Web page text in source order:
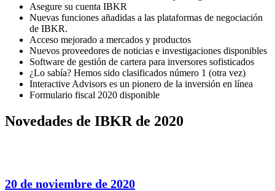
Asegure su cuenta IBKR
Nuevas funciones añadidas a las plataformas de negociación
de IBKR.
Acceso mejorado a mercados y productos
Nuevos proveedores de noticias e investigaciones disponibles
Software de gestión de cartera para inversores sofisticados
¿Lo sabía? Hemos sido clasificados número 1 (otra vez)
Interactive Advisors es un pionero de la inversión en línea
Formulario fiscal 2020 disponible
Novedades de IBKR de 2020
20 de noviembre de 2020